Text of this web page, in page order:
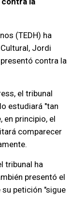
(TEDH) ha
Jordi
contra la
el tribunal
estudiará "tan
en principio, el
comparecer
tribunal ha
presentó el
petición "sigue